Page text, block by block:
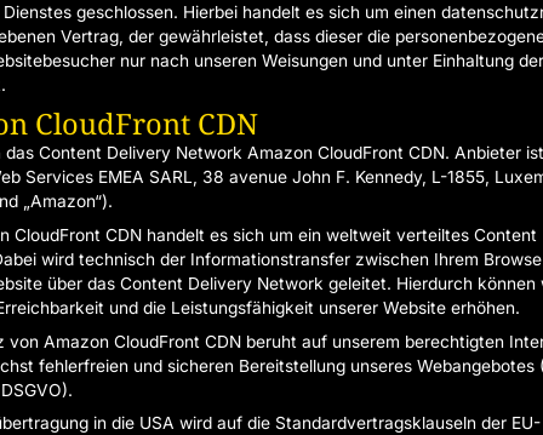
geschlossen. Hierbei handelt es sich um einen
Vertrag, der gewährleistet, dass dieser die
nur nach unseren Weisungen und unter Einhaltung
CloudFront CDN
Content Delivery Network Amazon CloudFront CDN. Anbieter
Services EMEA SARL, 38 avenue John F. Kennedy, L-1855,
„Amazon“).
CloudFront CDN handelt es sich um ein weltweit verteiltes Content
wird technisch der Informationstransfer zwischen Ihrem
über das Content Delivery Network geleitet. Hierdurch können
und die Leistungsfähigkeit unserer Website erhöhen.
von Amazon CloudFront CDN beruht auf unserem berechtigten
fehlerfreien und sicheren Bereitstellung unseres Webangebotes
in die USA wird auf die Standardvertragsklauseln der EU-